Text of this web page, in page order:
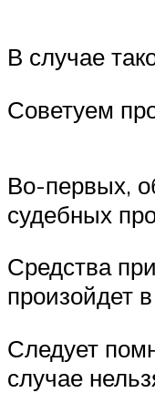
В случае
Советуем
Во-первых,
судебных
Средства
произойдет
Следует
случае